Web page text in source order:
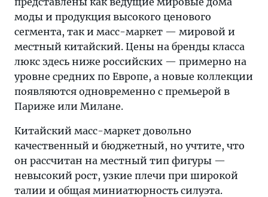
моды и продукция высокого ценового
сегмента, так и масс-маркет — мировой и
местный китайский. Цены на бренды класса
люкс здесь ниже российских — примерно на
уровне средних по Европе, а новые коллекции
появляются одновременно с премьерой в
Париже или Милане.
Китайский масс-маркет довольно
качественный и бюджетный, но учтите, что
он рассчитан на местный тип фигуры —
невысокий рост, узкие плечи при широкой
талии и общая миниатюрность силуэта.